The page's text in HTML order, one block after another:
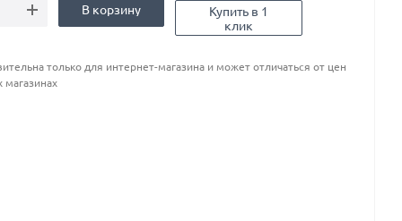
В корзину
Купить в 1
клик
только для интернет-магазина и может отличаться от цен
магазинах